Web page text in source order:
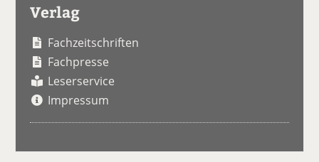
Verlag
Fachzeitschriften
Fachpresse
Leserservice
Impressum